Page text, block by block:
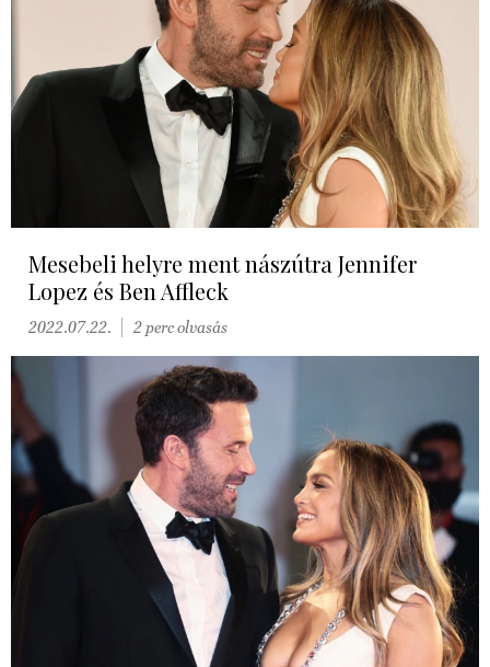
Mesebeli helyre ment nászútra Jennifer
Lopez és Ben Affleck
2022.07.22. 2 perc olvasás